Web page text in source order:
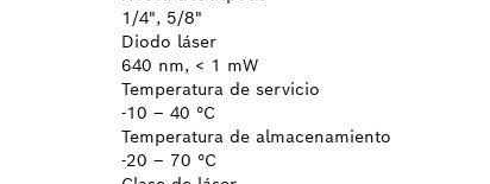
1/4", 5/8"
Diodo láser
640 nm, < 1 mW
Temperatura de servicio
-10 – 40 °C
Temperatura de almacenamiento
-20 – 70 °C